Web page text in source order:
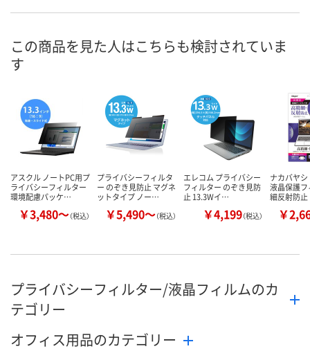
8月13日（木）
カゴへ
この商品を見た人はこちらも検討されていま
す
アスクル ノートPC用プ
ライバシーフィルター
環境配慮パッケ…
￥3,480～（税込）
プライバシーフィルタ
ー のぞき見防止 マグネ
ットタイプ ノー…
￥5,490～（税込）
エレコム プライバシー
フィルター のぞき見防
止 13.3Wイ…
￥4,199（税込）
ナカバヤシ
液晶保護
細反射防止
￥
プライバシーフィルター/液晶フィルムのカ
テゴリー
オフィス用品のカテゴリー